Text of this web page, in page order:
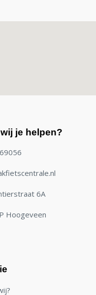
je helpen?
6A
Hoogeveen